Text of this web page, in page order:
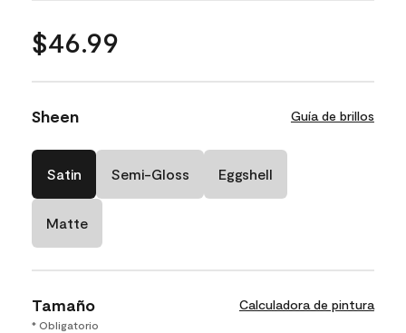
$46.99
Sheen Guía de brillos
Satin Semi-Gloss Eggshell
Matte
Tamaño Calculadora de pintura
* Obligatorio